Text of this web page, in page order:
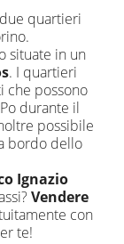
quartieri
situate in un
. I quartieri
che possono
durante il
possibile
bordo dello
Ignazio
Vendere
con
te!